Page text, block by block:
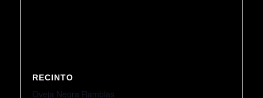
RECINTO
Oveja Negra Ramblas